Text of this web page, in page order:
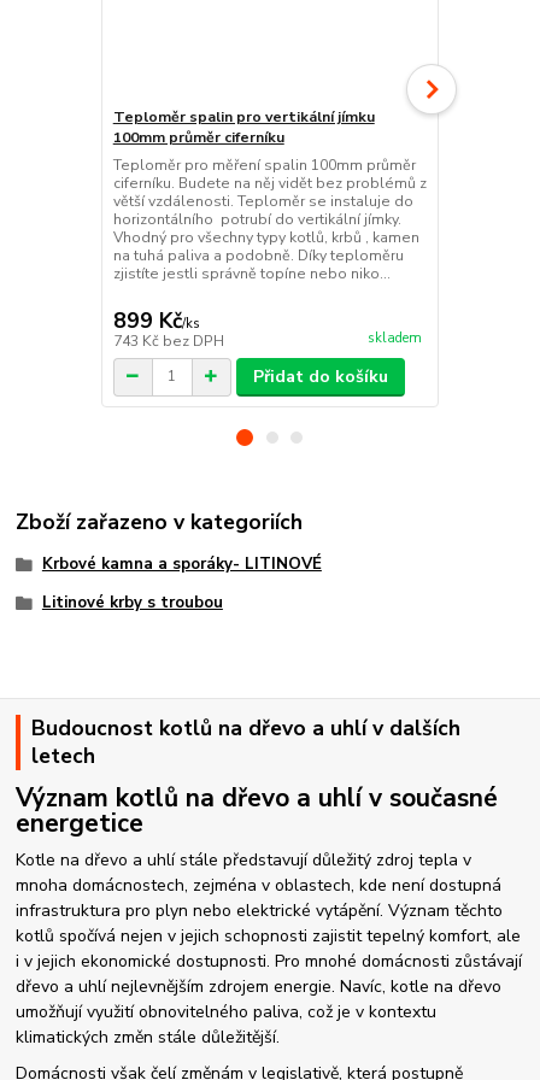
Teploměr spalin pro vertikální jímku
100mm průměr ciferníku
Teploměr pro měření spalin 100mm průměr
ciferníku. Budete na něj vidět bez problémů z
větší vzdálenosti. Teploměr se instaluje do
horizontálního potrubí do vertikální jímky.
Vhodný pro všechny typy kotlů, krbů , kamen
na tuhá paliva a podobně. Díky teploměru
zjistíte jestli správně topíne nebo niko...
899 Kč/ks
743 Kč bez DPH skladem
Přidat do košíku
Zboží zařazeno v kategoriích
Krbové kamna a sporáky- LITINOVÉ
Litinové krby s troubou
Budoucnost kotlů na dřevo a uhlí v dalších
letech
Význam kotlů na dřevo a uhlí v současné
energetice
Kotle na dřevo a uhlí stále představují důležitý zdroj tepla v
mnoha domácnostech, zejména v oblastech, kde není dostupná
infrastruktura pro plyn nebo elektrické vytápění. Význam těchto
kotlů spočívá nejen v jejich schopnosti zajistit tepelný komfort, ale
i v jejich ekonomické dostupnosti. Pro mnohé domácnosti zůstávají
dřevo a uhlí nejlevnějším zdrojem energie. Navíc, kotle na dřevo
umožňují využití obnovitelného paliva, což je v kontextu
klimatických změn stále důležitější.
Domácnosti však čelí změnám v legislativě, která postupně